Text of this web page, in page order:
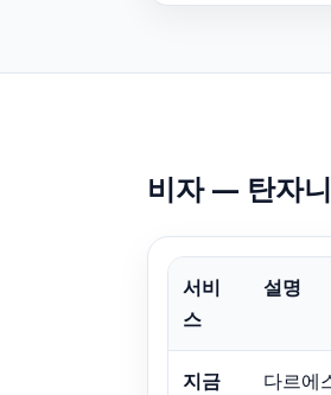
비자 — 탄자
서비
스
설명
지금
다르에